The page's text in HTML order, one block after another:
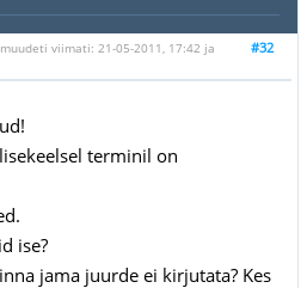
#32
viimati: 21-05-2011, 17:42 ja
terminil on
ise?
jama juurde ei kirjutata? Kes